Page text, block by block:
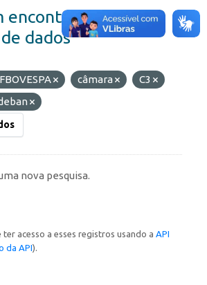
encontrados
dados
câmara
C3
nova pesquisa.
acesso a esses registros usando a API
da API).